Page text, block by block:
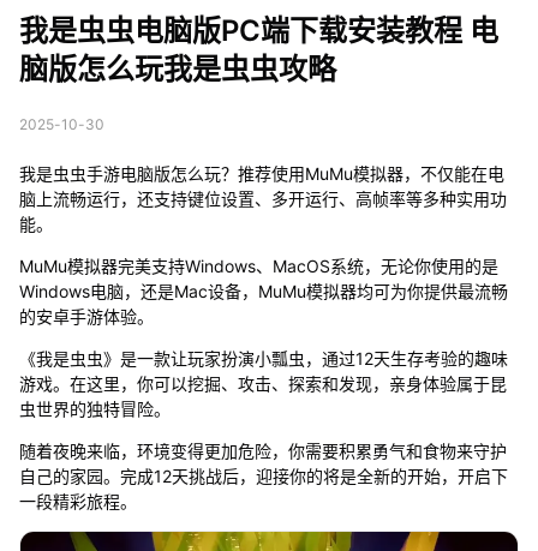
我是虫虫电脑版PC端下载安装教程 电
脑版怎么玩我是虫虫攻略
2025-10-30
我是虫虫手游电脑版怎么玩？推荐使用MuMu模拟器，不仅能在电
脑上流畅运行，还支持键位设置、多开运行、高帧率等多种实用功
能。
MuMu模拟器完美支持Windows、MacOS系统，无论你使用的是
Windows电脑，还是Mac设备，MuMu模拟器均可为你提供最流畅
的安卓手游体验。
《我是虫虫》是一款让玩家扮演小瓢虫，通过12天生存考验的趣味
游戏。在这里，你可以挖掘、攻击、探索和发现，亲身体验属于昆
虫世界的独特冒险。
随着夜晚来临，环境变得更加危险，你需要积累勇气和食物来守护
自己的家园。完成12天挑战后，迎接你的将是全新的开始，开启下
一段精彩旅程。